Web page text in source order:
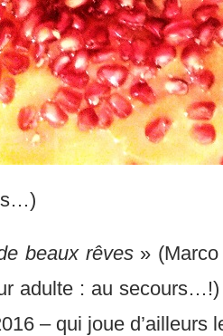
beaux rêves» (Marco
adulte : au
– qui joue d’ailleurs